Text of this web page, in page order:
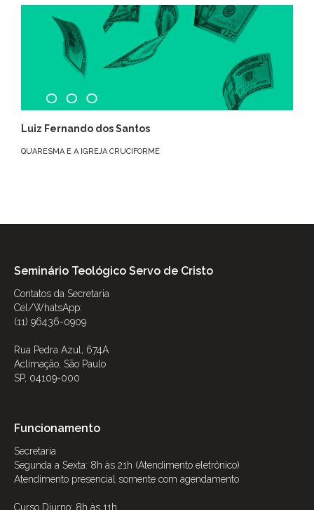
Luiz Fernando dos Santos
QUARESMA E A IGREJA CRUCIFORME
Seminário Teológico Servo de Cristo
Contatos da Secretaria
Cel/WhatsApp:
(11) 96436-0909
Rua Pedra Azul, 674A
Aclimação, São Paulo
SP, 04109-000
Funcionamento
Secretaria
Segunda a Sexta: 8h às 21h (Atendimento eletrônico)
Atendimento presencial somente com agendamento
Curso Diurno: 8h às 11h